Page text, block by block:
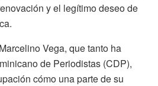
y el legítimo deseo de
Vega, que tanto ha
de Periodistas (CDP),
cómo una parte de su